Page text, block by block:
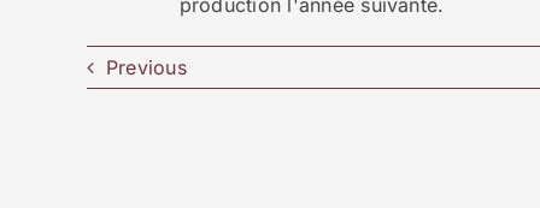
production l'année suivante.
Previous